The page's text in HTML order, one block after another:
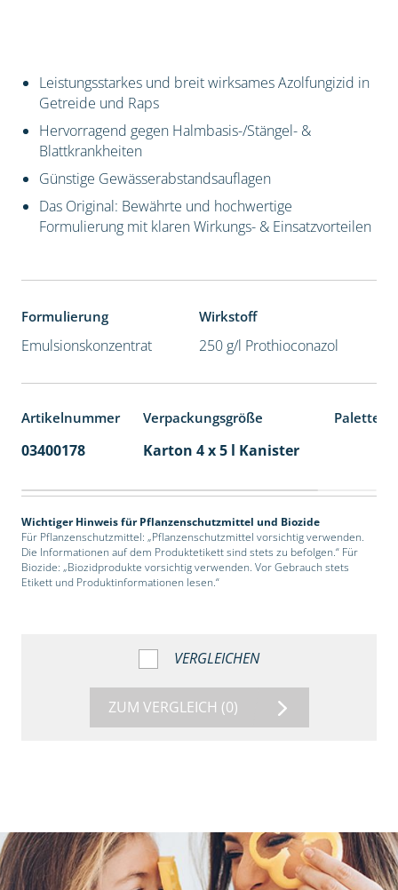
Leistungsstarkes und breit wirksames Azolfungizid in
Getreide und Raps
Hervorragend gegen Halmbasis-/Stängel- &
Blattkrankheiten
Günstige Gewässerabstandsauflagen
Das Original: Bewährte und hochwertige
Formulierung mit klaren Wirkungs- & Einsatzvorteilen
Formulierung
Emulsionskonzentrat
Wirkstoff
250 g/l Prothioconazol
Artikelnummer Verpackungsgröße
03400178 Karton 4 x 5 l Kanister
Wichtiger Hinweis für Pflanzenschutzmittel und Biozide
Für Pflanzenschutzmittel: „Pflanzenschutzmittel vorsichtig verwenden.
Die Informationen auf dem Produktetikett sind stets zu befolgen.“ Für
Biozide: „Biozidprodukte vorsichtig verwenden. Vor Gebrauch stets
Etikett und Produktinformationen lesen.“
VERGLEICHEN
ZUM VERGLEICH (0)